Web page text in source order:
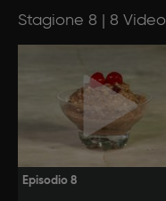
Stagione 8 | 8 Video
Episodio 8